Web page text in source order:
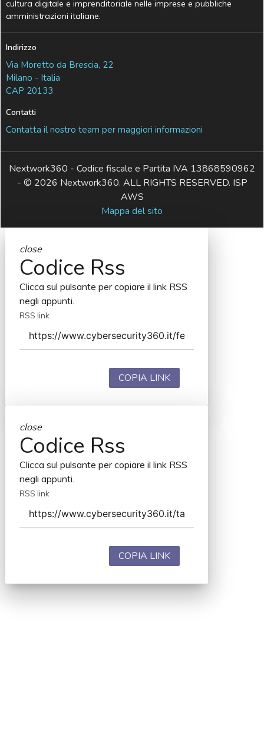
cultura digitale e imprenditoriale nelle imprese e pubbliche
amministrazioni italiane.
Indirizzo
Via Moretto da Brescia, 22
Milano - Italia
CAP 20133
Contatti
Contatta il nostro team per maggiori informazioni
Nextwork360 - Codice fiscale e Partita IVA 13868590962
- © 2026 Nextwork360. ALL RIGHTS RESERVED. ISP
AWS
Mappa del sito
close
Codice Rss
Clicca sul pulsante per copiare il link RSS
negli appunti.
RSS link
COPIA LINK
close
Codice Rss
Clicca sul pulsante per copiare il link RSS
negli appunti.
RSS link
COPIA LINK